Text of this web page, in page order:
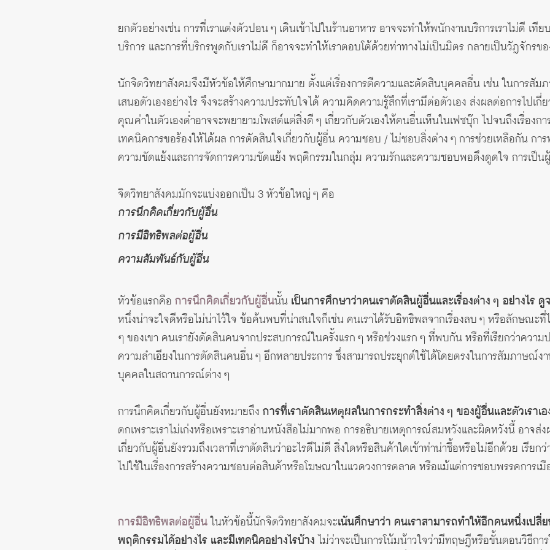
ยกตัวอย่างเช่น การที่เราแต่งตัวปอน ๆ เดินเข้าไปในร้านอาหาร อาจจะทำให้พนักงานบริการเราไม่ดี เที
บริการ และการที่บริกรพูดกับเราไม่ดี ก็อาจจะทำให้เราตอบโต้ด้วยท่าทางไม่เป็นมิตร กลายเป็นวัฎจักร
นักจิตวิทยาสังคมจึงมีหัวข้อให้ศึกษามากมาย ตั้งแต่เรื่องการตีความและตัดสินบุคคลอื่น เช่น ในการสัมภ
เสนอตัวเองอย่างไร จึงจะสร้างความประทับใจได้ ความคิดความรู้สึกที่เรามีต่อตัวเอง ส่งผลต่อการไปเ
คุณค่าในตัวเองต่ำอาจจะพยายามโพสต์แต่สิ่งดี ๆ เกี่ยวกับตัวเองให้คนอื่นเห็นในเฟซบุ๊ก ไปจนถึงเรื่องก
เทคนิคการขอร้องให้ได้ผล การตัดสินใจเกี่ยวกับผู้อื่น ความชอบ / ไม่ชอบสิ่งต่าง ๆ การช่วยเหลือกัน กา
ความขัดแย้งและการจัดการความขัดแย้ง พฤติกรรมในกลุ่ม ความรักและความชอบพอดึงดูดใจ การเป็
จิตวิทยาสังคมมักจะแบ่งออกเป็น 3 หัวข้อใหญ่ ๆ คือ
การนึกคิดเกี่ยวกับผู้อื่น
การมีอิทธิพลต่อผู้อื่น
ความสัมพันธ์กับผู้อื่น
หัวข้อแรกคือ การนึกคิดเกี่ยวกับผู้อื่นนั้น เป็นการศึกษาว่าคนเราตัดสินผู้อื่นและเรื่องต่าง ๆ อย่างไร ดู
หนึ่งน่าจะใจดีหรือไม่น่าไว้ใจ ข้อค้นพบที่น่าสนใจก็เช่น คนเราได้รับอิทธิพลจากเรื่องลบ ๆ หรือลักษณ
ๆ ของเขา คนเรายังตัดสินคนจากประสบการณ์ในครั้งแรก ๆ หรือช่วงแรก ๆ ที่พบกัน หรือที่เรียกว่าความ
ความลำเอียงในการตัดสินคนอื่น ๆ อีกหลายประการ ซึ่งสามารถประยุกต์ใช้ได้โดยตรงในการสัมภาษณ์
บุคคลในสถานการณ์ต่าง ๆ
การนึกคิดเกี่ยวกับผู้อื่นยังหมายถึง การที่เราตัดสินเหตุผลในการกระทำสิ่งต่าง ๆ ของผู้อื่นและตัวเราเอ
ตกเพราะเราไม่เก่งหรือเพราะเราอ่านหนังสือไม่มากพอ การอธิบายเหตุการณ์สมหวังและผิดหวังนี้ อาจ
เกี่ยวกับผู้อื่นยังรวมถึงเวลาที่เราตัดสินว่าอะไรดีไม่ดี สิ่งใดหรือสินค้าใดเข้าท่าน่าซื้อหรือไม่อีกด้วย เรียก
ไปใช้ในเรื่องการสร้างความชอบต่อสินค้าหรือโฆษณาในแวดวงการตลาด หรือแม้แต่การชอบพรรคการเมื
การมีอิทธิพลต่อผู้อื่นในหัวข้อนี้นักจิตวิทยาสังคมจะเน้นศึกษาว่า คนเราสามารถทำให้อีกคนหนึ่งเปลี่
พฤติกรรมได้อย่างไร และมีเทคนิคอย่างไรบ้าง ไม่ว่าจะเป็นการโน้มน้าวใจว่ามีทฤษฎีหรือขั้นตอนวิธีกา